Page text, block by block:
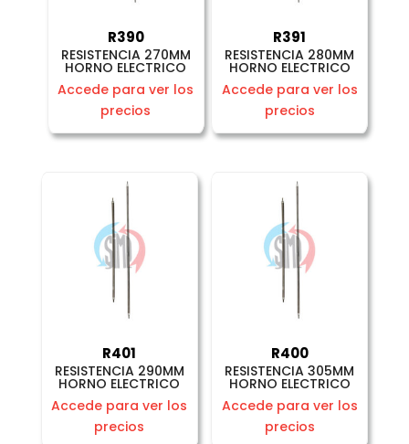
R390
RESISTENCIA 270MM
HORNO ELECTRICO
Accede para ver los
precios
R391
RESISTENCIA 280MM
HORNO ELECTRICO
Accede para ver los
precios
R401
RESISTENCIA 290MM
HORNO ELECTRICO
Accede para ver los
precios
R400
RESISTENCIA 305MM
HORNO ELECTRICO
Accede para ver los
precios